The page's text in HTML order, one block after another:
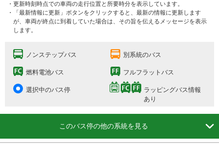
・更新時刻時点での車両の走行位置と所要時分を表示しています。
・「最新情報に更新」ボタンをクリックすると、最新の情報に更新します
が、車両が終点に到着していた場合は、その旨を伝えるメッセージを表示
します。
ノンステップバス 別系統のバス
燃料電池バス フルフラットバス
選択中のバス停
ラッピングバス情報
あり
このバス停の他の系統を見る 